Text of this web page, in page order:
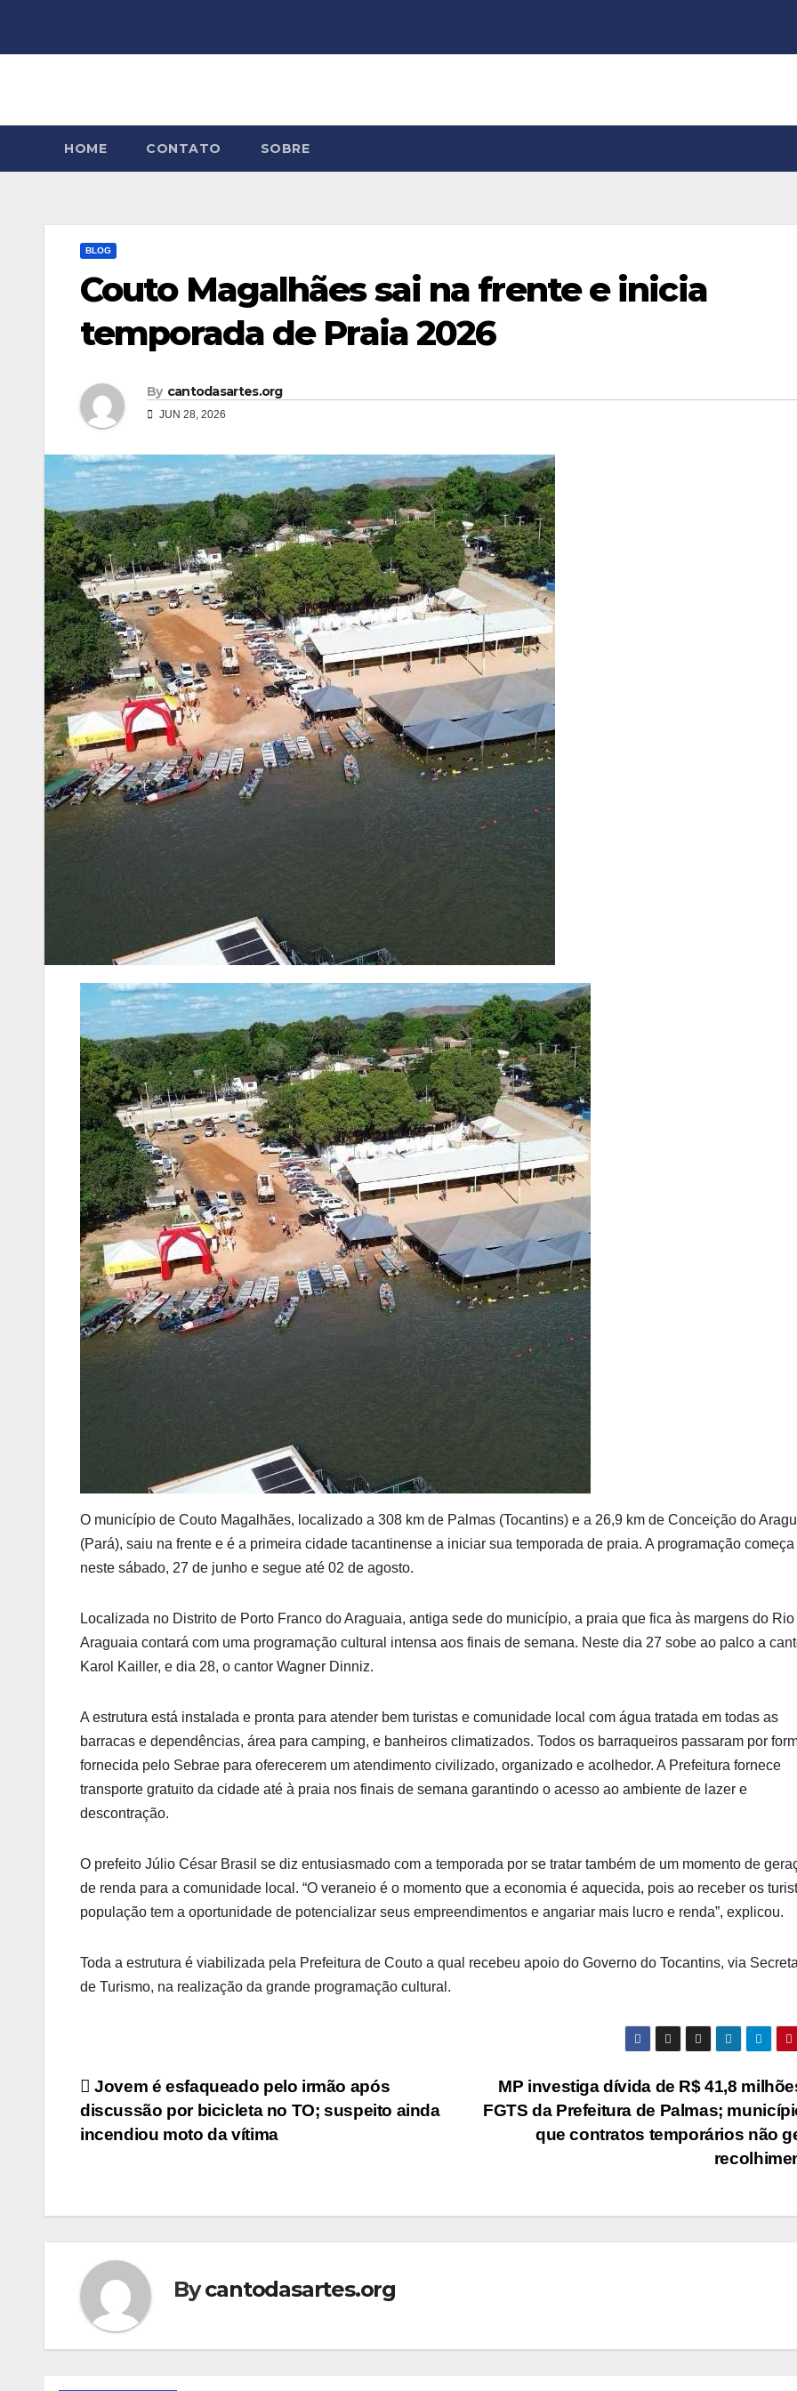
HOME CONTATO SOBRE
BLOG
Couto Magalhães sai na frente e inicia
temporada de Praia 2026
By cantodasartes.org
JUN 28, 2026
O município de Couto Magalhães, localizado a 308 km de Palmas (Tocantins) e a 26,9 km de Conceição do
(Pará), saiu na frente e é a primeira cidade tacantinense a iniciar sua temporada de praia. A programação começa
neste sábado, 27 de junho e segue até 02 de agosto.
Localizada no Distrito de Porto Franco do Araguaia, antiga sede do município, a praia que fica às margens do Rio
Araguaia contará com uma programação cultural intensa aos finais de semana. Neste dia 27 sobe ao palco a
Karol Kailler, e dia 28, o cantor Wagner Dinniz.
A estrutura está instalada e pronta para atender bem turistas e comunidade local com água tratada em todas as
barracas e dependências, área para camping, e banheiros climatizados. Todos os barraqueiros passaram por
fornecida pelo Sebrae para oferecerem um atendimento civilizado, organizado e acolhedor. A Prefeitura fornece
transporte gratuito da cidade até à praia nos finais de semana garantindo o acesso ao ambiente de lazer e
descontração.
O prefeito Júlio César Brasil se diz entusiasmado com a temporada por se tratar também de um momento de
de renda para a comunidade local. “O veraneio é o momento que a economia é aquecida, pois ao receber os
população tem a oportunidade de potencializar seus empreendimentos e angariar mais lucro e renda”, explicou.
Toda a estrutura é viabilizada pela Prefeitura de Couto a qual recebeu apoio do Governo do Tocantins, via
de Turismo, na realização da grande programação cultural.
Post
navigation
MP investiga dívida de R$ 41,8
FGTS da Prefeitura de Palmas;
que contratos temporários não
Jovem é esfaqueado pelo irmão após
discussão por bicicleta no TO; suspeito ainda
incendiou moto da vítima
Bycantodasartes.org